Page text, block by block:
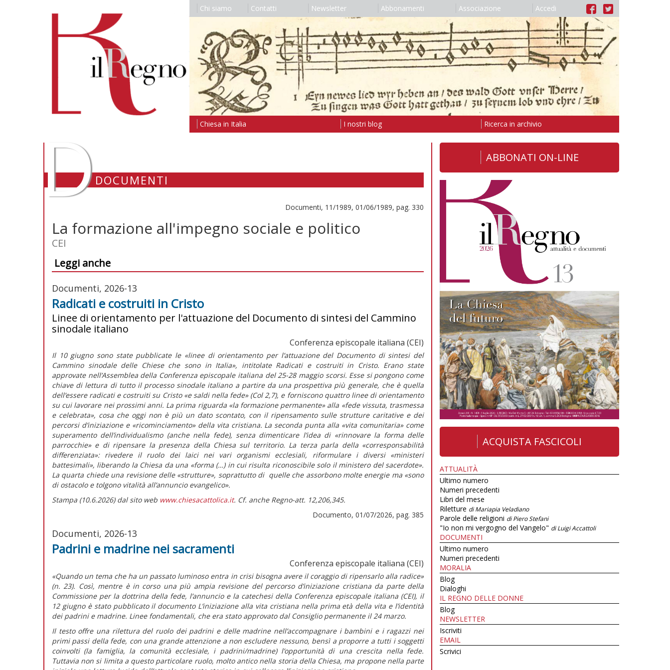
Chi siamo Contatti Newsletter Abbonamenti Associazione Accedi
Chiesa in Italia I nostri blog Ricerca in archivio
DDOCUMENTI
Documenti, 11/1989, 01/06/1989, pag. 330
La formazione all'impegno sociale e politico
CEI
Leggi anche
Documenti, 2026-13
Radicati e costruiti in Cristo
Linee di orientamento per l'attuazione del Documento di sintesi del Cammino
sinodale italiano
Conferenza episcopale italiana (CEI)
Il 10 giugno sono state pubblicate le «linee di orientamento per l’attuazione del Documento di sintesi del
Cammino sinodale delle Chiese che sono in Italia», intitolateRadicati e costruiti in Cristo. Erano state
approvate nell’Assemblea della Conferenza episcopale italiana del 25-28 maggio scorsi. Esse si pongono come
chiave di lettura di tutto il processo sinodale italiano a partire da una prospettiva più generale, che è quella
dell’essere radicati e costruiti su Cristo «e saldi nella fede» (Col 2,7), e forniscono quattro linee di orientamento
su cui lavorare nei prossimi anni. La prima riguarda«la formazione permanente» alla «fede vissuta, trasmessa
e celebrata», cosa che oggi non è più un dato scontato, con il ripensamento sulle strutture caritative e dei
percorsi d’iniziazione e «ricominciamento» della vita cristiana. La seconda punta alla «vita comunitaria» come
superamento dell’individualismo (anche nella fede), senza dimenticare l’idea di«rinnovare la forma delle
parrocchie» e di ripensare la presenza della Chiesa sul territorio. La terza parla della«corresponsabilità
differenziata»: rivedere il ruolo dei laici nei vari organismi ecclesiali, riformulare i diversi«ministeri
battesimali», liberando la Chiesa da una «forma (…) in cui risulta riconoscibile solo il ministero del sacerdote».
La quarta chiede una revisione delle «strutture», soprattutto di quelle che assorbono molte energie ma«sono
di ostacolo e tolgono vitalità all’annuncio evangelico».
Stampa (10.6.2026) dal sito web www.chiesacattolica.it. Cf. anche Regno-att. 12,206,345.
Documento, 01/07/2026, pag. 385
Documenti, 2026-13
Padrini e madrine nei sacramenti
Conferenza episcopale italiana (CEI)
«Quando un tema che ha un passato luminoso entra in crisi bisogna avere il coraggio di ripensarlo alla radice»
(n. 23). Così, mentre è in corso una più ampia revisione del percorso d’iniziazione cristiana da parte della
Commissione per la dottrina della fede, l’annuncio e la catechesi della Conferenza episcopale italiana (CEI), il
12 giugno è stato pubblicato il documento L’iniziazione alla vita cristiana nella prima età della vita e l’identità
dei padrini e madrine. Linee fondamentali, che era stato approvato dal Consiglio permanente il 24 marzo.
Il testo offre una rilettura del ruolo dei padrini e delle madrine nell’accompagnare i bambini e i ragazzi nei
primi passi della fede, con una grande attenzione a non escludere nessuno, bensì a proporre a tutti i soggetti
coinvolti (la famiglia, la comunità ecclesiale, i padrini/madrine) l’opportunità di una crescita nella fede.
Tuttavia non si limita a questo particolare ruolo, molto antico nella storia della Chiesa, ma propone nella parte
ABBONATI ON-LINE
ACQUISTA FASCICOLI
ATTUALITÀ
Ultimo numero
Numeri precedenti
Libri del mese
Riletture di Mariapia Veladiano
Parole delle religioni di Piero Stefani
"Io non mi vergogno del Vangelo" di Luigi Accattoli
DOCUMENTI
Ultimo numero
Numeri precedenti
MORALIA
Blog
Dialoghi
IL REGNO DELLE DONNE
Blog
NEWSLETTER
Iscriviti
EMAIL
Scrivici